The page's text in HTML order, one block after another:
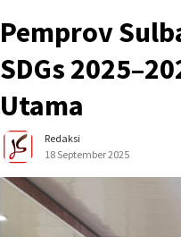
Pemprov
SDGs
Utama
Redaksi
18 September 2025